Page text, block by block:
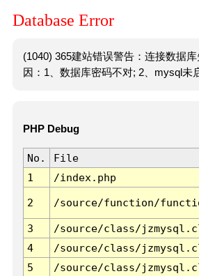
Database Error
(1040) 365建站错误警告：连接数据
因：1、数据库密码不对; 2、mysql未
PHP Debug
No. File
1
/index.php
2 /source/function/
3 /source/class/
4
/source/class/
5
/source/class/